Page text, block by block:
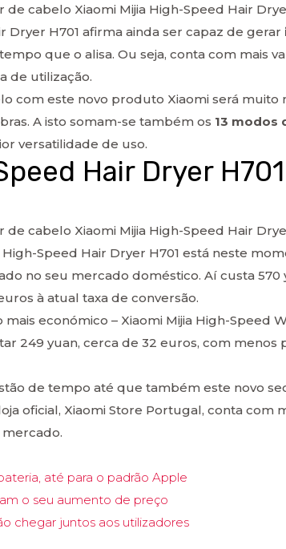
cabelo Xiaomi Mijia High-Speed Hair
Dryer H701 afirma ainda ser capaz de gerar
que o alisa. Ou seja, conta com mais
de utilização.
com este novo produto Xiaomi será muito
A isto somam-se também os 13 modos
versatilidade de uso.
Hair Dryer
cabelo Xiaomi Mijia High-Speed Hair
Speed Hair Dryer H701 está neste
no seu mercado doméstico. Aí custa 570
à atual taxa de conversão.
económico – Xiaomi Mijia High-Speed
249 yuan, cerca de 32 euros, com menos
de tempo até que também este novo
oficial, Xiaomi Store Portugal, conta com
mercado.
até para o padrão Apple
o seu aumento de preço
chegar juntos aos utilizadores